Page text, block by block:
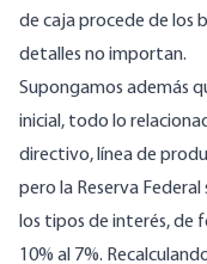
de caja procede de los
detalles no importan.
Supongamos además
inicial, todo lo
directivo, línea de
pero la Reserva
los tipos de interés, de
10% al 7%.